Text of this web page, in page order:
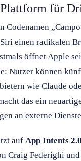
für
Codenamen
einen radikalen
öffnet Apple
Nutzer können
wie Claude
das ein
an externe
auf App Intents 2.0
Craig Federighi